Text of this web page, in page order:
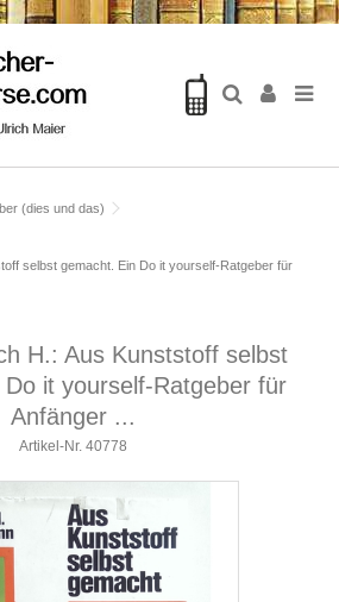
(dies und das)
selbst gemacht. Ein Do it yourself-Ratgeber für
H.: Aus Kunststoff selbst
it yourself-Ratgeber für
Anfänger ...
Artikel-Nr. 40778